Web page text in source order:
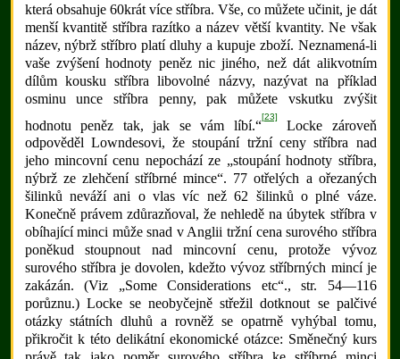
která obsahuje 60krát více stříbra. Vše, co můžete učinit, je dát
menší kvantitě stříbra razítko a název větší kvantity. Ne však
název, nýbrž stříbro platí dluhy a kupuje zboží. Neznamená-li
vaše zvýšení hodnoty peněz nic jiného, než dát alikvotním
dílům kousku stříbra libovolné názvy, nazývat na příklad
osminu unce stříbra penny, pak můžete vskutku zvýšit
hodnotu peněz tak, jak se vám líbí.“
[23]
Locke zároveň
odpověděl Lowndesovi, že stoupání tržní ceny stříbra nad
jeho mincovní cenu nepochází ze „stoupání hodnoty stříbra,
nýbrž ze zlehčení stříbrné mince“. 77 otřelých a ořezaných
šilinků neváží ani o vlas víc než 62 šilinků o plné váze.
Konečně právem zdůrazňoval, že nehledě na úbytek stříbra v
obíhající minci může snad v Anglii tržní cena surového stříbra
poněkud stoupnout nad mincovní cenu, protože vývoz
surového stříbra je dovolen, kdežto vývoz stříbrných mincí je
zakázán. (Viz „Some Considerations etc“., str. 54—116
porůznu.) Locke se neobyčejně střežil dotknout se palčivé
otázky státních dluhů a rovněž se opatrně vyhýbal tomu,
přikročit k této delikátní ekonomické otázce: Směnečný kurs